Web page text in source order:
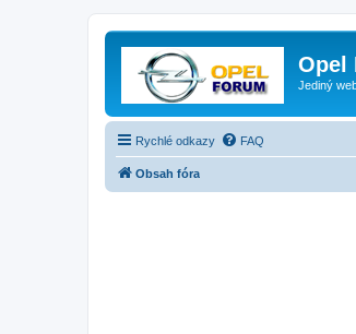
Opel
Jediný
Rychlé odkazy FAQ
Obsah fóra